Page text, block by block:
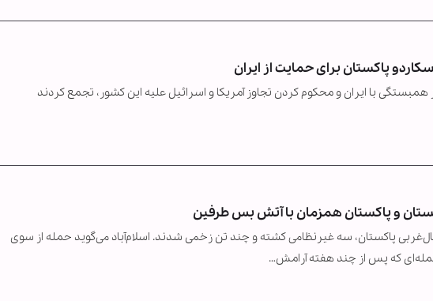
پاکستان برای حمایت از ایران
همبستگی با ایران و محکوم کردن تجاوز آمریکا و اسرائیل علیه این کشور، تجمع کردند
و پاکستان همزمان با آتش بس طرفین
پاکستان، سه غیرنظامی کشته و چند تن زخمی شدند. اسلام‌آباد می‌گوید حمله از سوی
که پس از چند هفته آرامش…